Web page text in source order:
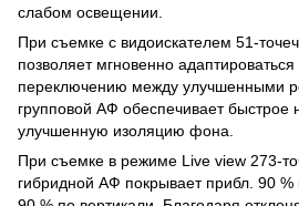
слабом освещении.
При съемке с видоискателем 51-
позволяет мгновенно
переключению между улучшенными
групповой АФ обеспечивает быстрое
улучшенную изоляцию фона.
При съемке в режиме Live view 273-
гибридной АФ покрывает прибл. 90 %